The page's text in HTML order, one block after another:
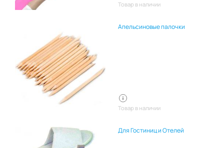
Товар в наличии
Апельсиновые палочки
Товар в наличии
Для Гостиниц и Отелей